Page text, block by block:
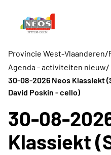
Provincie West-Vlaanderen/
Agenda - activiteiten nieuw/
30-08-2026 Neos Klassiekt
David Poskin - cello)
30-08-
Klassiekt